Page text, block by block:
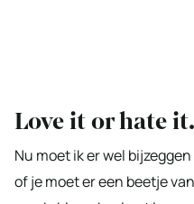
Love it or hate
Nu moet ik er wel
of je moet er een beetje